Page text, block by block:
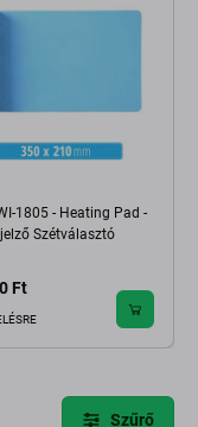
1805 - Heating Pad -
Szétválasztó
Ft
Szűrő